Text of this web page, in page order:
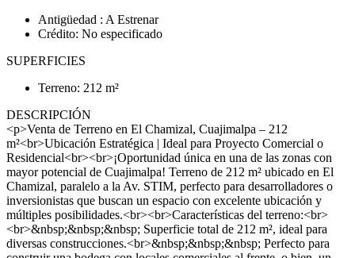
Antigüedad : A Estrenar
Crédito: No especificado
SUPERFICIES
Terreno: 212 m²
DESCRIPCIÓN
<p>Venta de Terreno en El Chamizal, Cuajimalpa – 212
m²<br>Ubicación Estratégica | Ideal para Proyecto Comercial o
Residencial<br><br>¡Oportunidad única en una de las zonas con
mayor potencial de Cuajimalpa! Terreno de 212 m² ubicado en El
Chamizal, paralelo a la Av. STIM, perfecto para desarrolladores o
inversionistas que buscan un espacio con excelente ubicación y
múltiples posibilidades.<br><br>Características del terreno:<br>
<br>&nbsp;&nbsp;&nbsp; Superficie total de 212 m², ideal para
diversas construcciones.<br>&nbsp;&nbsp;&nbsp; Perfecto para